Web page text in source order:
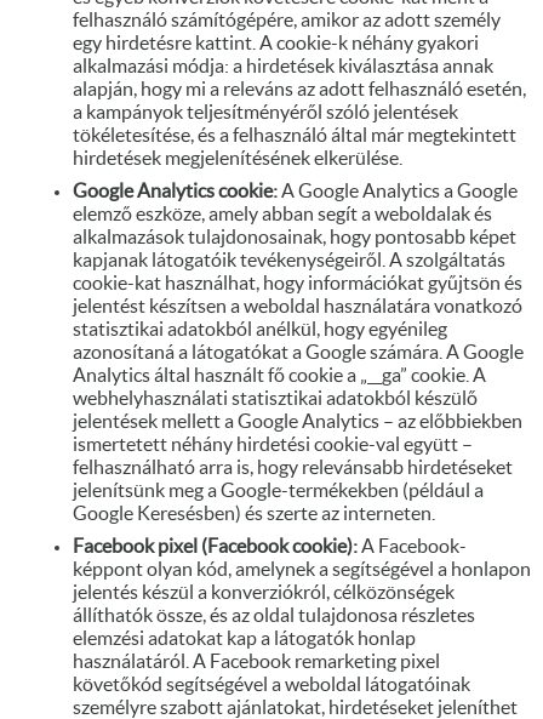
felhasználó számítógépére, amikor az adott személy
egy hirdetésre kattint. A cookie-k néhány gyakori
alkalmazási módja: a hirdetések kiválasztása annak
alapján, hogy mi a releváns az adott felhasználó esetén,
a kampányok teljesítményéről szóló jelentések
tökéletesítése, és a felhasználó által már megtekintett
hirdetések megjelenítésének elkerülése.
Google Analytics cookie:A Google Analytics a Google
elemző eszköze, amely abban segít a weboldalak és
alkalmazások tulajdonosainak, hogy pontosabb képet
kapjanak látogatóik tevékenységeiről. A szolgáltatás
cookie-kat használhat, hogy információkat gyűjtsön és
jelentést készítsen a weboldal használatára vonatkozó
statisztikai adatokból anélkül, hogy egyénileg
azonosítaná a látogatókat a Google számára. A Google
Analytics által használt fő cookie a „__ga” cookie. A
webhelyhasználati statisztikai adatokból készülő
jelentések mellett a Google Analytics – az előbbiekben
ismertetett néhány hirdetési cookie-val együtt –
felhasználható arra is, hogy relevánsabb hirdetéseket
jelenítsünk meg a Google-termékekben (például a
Google Keresésben) és szerte az interneten.
Facebook pixel (Facebook cookie):A Facebook-
képpont olyan kód, amelynek a segítségével a honlapon
jelentés készül a konverziókról, célközönségek
állíthatók össze, és az oldal tulajdonosa részletes
elemzési adatokat kap a látogatók honlap
használatáról. A Facebook remarketing pixel
követőkód segítségével a weboldal látogatóinak
személyre szabott ajánlatokat, hirdetéseket jeleníthet